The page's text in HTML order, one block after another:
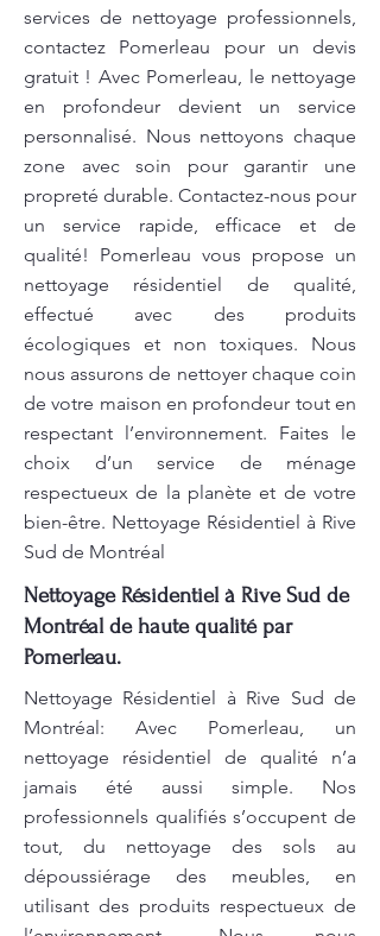
services de nettoyage professionnels,
contactez Pomerleau pour un devis
gratuit ! Avec Pomerleau, le nettoyage
en profondeur devient un service
personnalisé. Nous nettoyons chaque
zone avec soin pour garantir une
propreté durable. Contactez-nous pour
un service rapide, efficace et de
qualité! Pomerleau vous propose un
nettoyage résidentiel de qualité,
effectué avec des produits
écologiques et non toxiques. Nous
nous assurons de nettoyer chaque coin
de votre maison en profondeur tout en
respectant l’environnement. Faites le
choix d’un service de ménage
respectueux de la planète et de votre
bien-être. Nettoyage Résidentiel à Rive
Sud de Montréal
Nettoyage Résidentiel à Rive Sud de
Montréal de haute qualité par
Pomerleau.
Nettoyage Résidentiel à Rive Sud de
Montréal: Avec Pomerleau, un
nettoyage résidentiel de qualité n’a
jamais été aussi simple. Nos
professionnels qualifiés s’occupent de
tout, du nettoyage des sols au
dépoussiérage des meubles, en
utilisant des produits respectueux de